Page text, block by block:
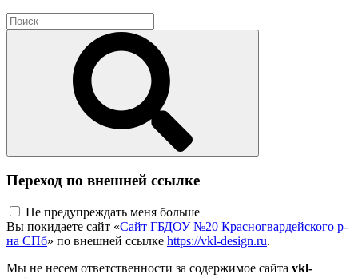
Переход по внешней ссылке
Не предупреждать меня больше
Вы покидаете сайт «Сайт ГБДОУ №20 Красногвардейского р-
на СПб» по внешней ссылке https://vkl-design.ru.
Мы не несем ответственности за содержимое сайта vkl-